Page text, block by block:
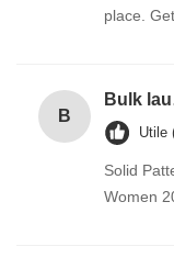
place.
B
Utile
Solid
Women